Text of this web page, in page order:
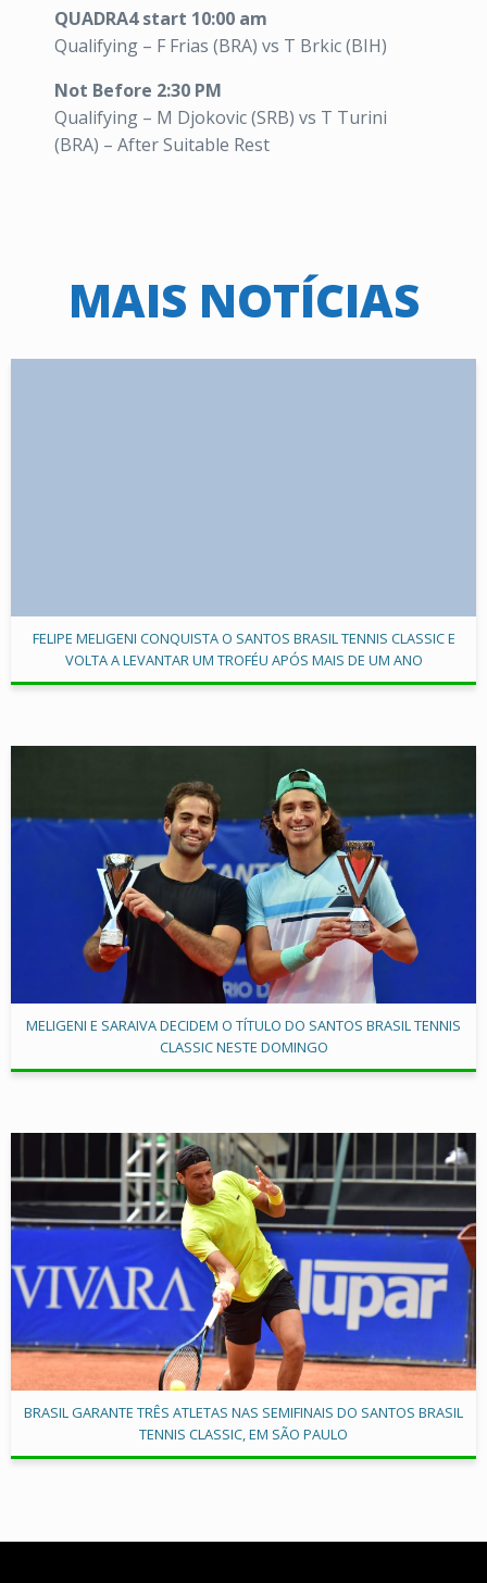
QUADRA4 start 10:00 am
Qualifying – F Frias (BRA) vs T Brkic (BIH)
Not Before 2:30 PM
Qualifying – M Djokovic (SRB) vs T Turini
(BRA) – After Suitable Rest
MAIS NOTÍCIAS
FELIPE MELIGENI CONQUISTA O SANTOS BRASIL TENNIS CLASSIC E
VOLTA A LEVANTAR UM TROFÉU APÓS MAIS DE UM ANO
MELIGENI E SARAIVA DECIDEM O TÍTULO DO SANTOS BRASIL TENNIS
CLASSIC NESTE DOMINGO
BRASIL GARANTE TRÊS ATLETAS NAS SEMIFINAIS DO SANTOS BRASIL
TENNIS CLASSIC, EM SÃO PAULO